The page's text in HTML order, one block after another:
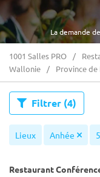
La demande
1001 Salles PRO
Wallonie
Province de
Filtrer (4)
Lieux Anhée
Restaurant